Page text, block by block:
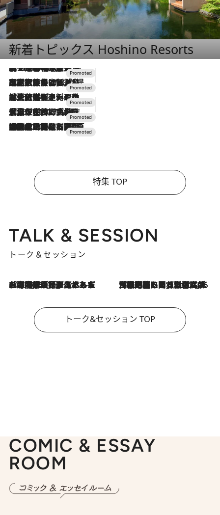
新着トピックス Hoshino Resorts
2026.8.7
【トンボの足水浴】ヒノキの香りに包まれて涼感マックス！約13℃の湧水かけ流しを避暑地「星野温泉 トンボの湯」で体験
2026.7.31
【ホテル帰省】という選択肢をOMOが提案。家族とほどよい距離を保つには「昼は実家、夜は気兼ねなくホテルで！」
2026.7.24
【夏限定ディナーコース】旬を迎える稚鮎や花ズッキーニなどをイタリア・トスカーナの郷土料理の手法で満喫！
2026.7.17
「土佐和ハーブかき氷」がOMO7高知に登場！生姜、山椒、大葉など目にも舌にも涼を呼ぶ郷土の味
2026.7.10
NEW OPEN！【界 草津】名湯の地に誕生。趣の異なる2種の温泉と上州ならではの会席・蕎麦割烹など美食を味わう究極の癒やし旅
特集 TOP
TALK & SESSION
トーク＆セッション
2026.8.3
「今後値上げがあるとすれば…」「リスクがあるのは今年の冬」エネルギー専門家が語る、ホルムズ海峡封鎖が家庭にもたらす“ある心配” 2026.8.3
「住宅建てられない…」「サーチャージ料の高値が続いている」ホルムズ海峡封鎖による影響はいつまで続く？《エネルギー専門家に聞く“どうなる日本の暮らし”》
トーク&セッション TOP
COMIC & ESSAY
ROOM